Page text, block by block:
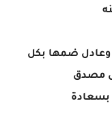
وعادل ضمها بكل
مصدق